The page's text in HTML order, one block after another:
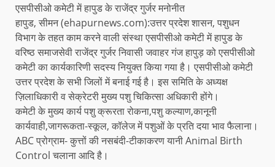
एसपीसीओ कमेटी में हापुड के राजेंद्र गुर्जर मनोनीत
हापुड, सीमन (ehapurnews.com):उत्तर प्रदेश शासन, पशुधन
विभाग के तहत काम करने वाली संस्था एसपीसीओ कमेटी में हापुड के
वरिष्ठ समाजसेवी राजेंद्र गुर्जर निवासी जवाहर गंज हापुड़ को एसपीसीओ
कमेटी का कार्यकारिणी सदस्य नियुक्त किया गया है। एसपीसीओ कमेटी
उत्तर प्रदेश के सभी जिलों में बनाई गई है। इस समिति के अध्यक्ष
ज़िलाधिकारी व सेक्रेटरी मुख्य पशु चिकित्सा अधिकारी होंगे।
कमेटी के मुख्य कार्य पशु क्रूरता रोकना,पशु कल्याण,कानूनी
कार्यवाही,जागरूकता-स्कूल, कॉलेज में पशुओं के प्रति दया भाव फैलाना।
ABC प्रोग्राम- कुत्तों की नसबंदी-टीकाकरण यानी Animal Birth
Control चलाना आदि है।